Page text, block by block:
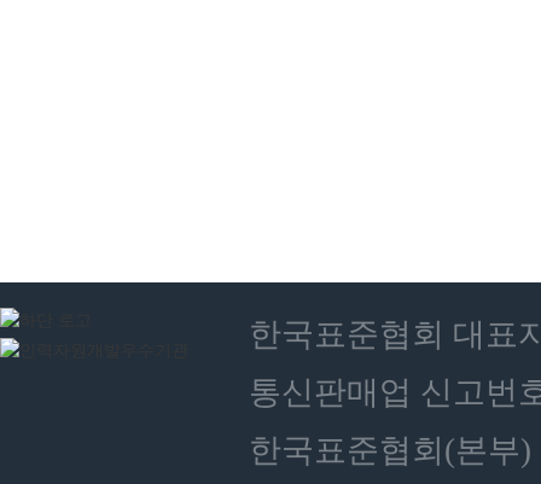
한국표준협회 대표
통신판매업 신고번
한국표준협회(본부